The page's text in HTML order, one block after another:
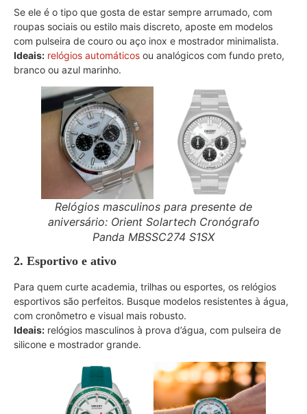
Se ele é o tipo que gosta de estar sempre arrumado, com
roupas sociais ou estilo mais discreto, aposte em modelos
com pulseira de couro ou aço inox e mostrador minimalista.
Ideais: relógios automáticos ou analógicos com fundo preto,
branco ou azul marinho.
Relógios masculinos para presente de
aniversário: Orient Solartech Cronógrafo
Panda MBSSC274 S1SX
2. Esportivo e ativo
Para quem curte academia, trilhas ou esportes, os relógios
esportivos são perfeitos. Busque modelos resistentes à água,
com cronômetro e visual mais robusto.
Ideais: relógios masculinos à prova d’água, com pulseira de
silicone e mostrador grande.